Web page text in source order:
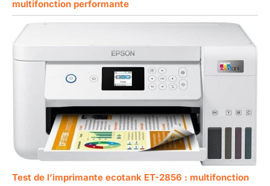
multifonction performante
Test de l’imprimante ecotank ET-2856 : multifonction